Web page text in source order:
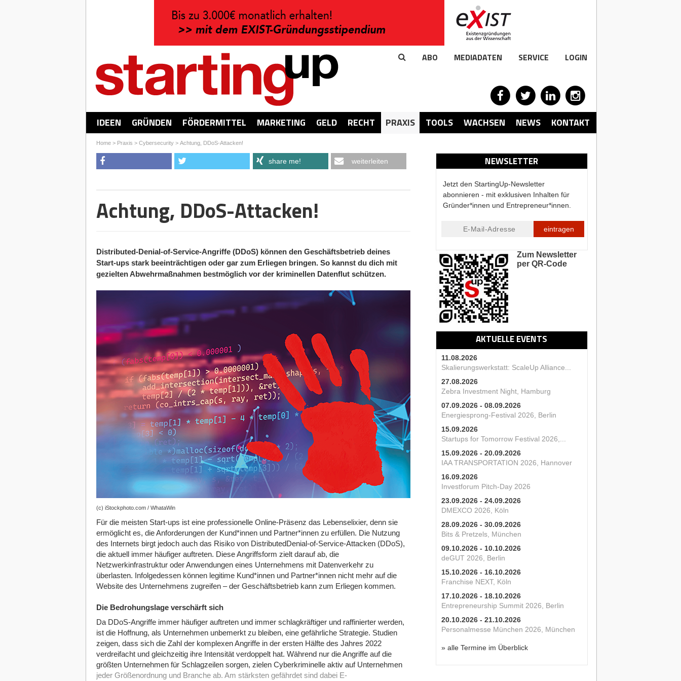
ABO MEDIADATEN SERVICE LOGIN
IDEEN GRÜNDEN FÖRDERMITTEL MARKETING GELD RECHT PRAXIS TOOLS WACHSEN NEWS KONTAKT
Home> Praxis > Cybersecurity> Achtung, DDoS-Attacken!
NEWSLETTER
Jetzt den StartingUp-Newsletter
abonnieren - mit exklusiven Inhalten für
Gründer*innen und Entrepreneur*innen.
eintragen
Zum Newsletter
per QR-Code
AKTUELLE EVENTS
11.08.2026
Skalierungswerkstatt: ScaleUp Alliance...
27.08.2026
Zebra Investment Night, Hamburg
07.09.2026 - 08.09.2026
Energiesprong-Festival 2026, Berlin
15.09.2026
Startups for Tomorrow Festival 2026,...
15.09.2026 - 20.09.2026
IAA TRANSPORTATION 2026, Hannover
16.09.2026
Investforum Pitch-Day 2026
23.09.2026 - 24.09.2026
DMEXCO 2026, Köln
28.09.2026 - 30.09.2026
Bits & Pretzels, München
09.10.2026 - 10.10.2026
deGUT 2026, Berlin
15.10.2026 - 16.10.2026
Franchise NEXT, Köln
17.10.2026 - 18.10.2026
Entrepreneurship Summit 2026, Berlin
20.10.2026 - 21.10.2026
Personalmesse München 2026, München
» alle Termine im Überblick
share me! weiterleiten
Achtung, DDoS-Attacken!
Distributed-Denial-of-Service-Angriffe (DDoS) können den Geschäftsbetrieb deines
Start-ups stark beeinträchtigen oder gar zum Erliegen bringen. So kannst du dich mit
gezielten Abwehrmaßnahmen bestmöglich vor der kriminellen Datenflut schützen.
(c) iStockphoto.com / WhataWin
Für die meisten Start-ups ist eine professionelle Online-Präsenz das Lebenselixier, denn sie
ermöglicht es, die Anforderungen der Kund*innen und Partner*innen zu erfüllen. Die Nutzung
des Internets birgt jedoch auch das Risiko von Distributed­Denial-of-Service-Attacken (DDoS),
die aktuell immer häufiger auftreten. Diese Angriffsform zielt darauf ab, die
Netzwerkinfrastruktur oder Anwendungen eines Unternehmens mit Datenverkehr zu
überlasten. Infolgedessen können legitime Kund*innen und Partner*innen nicht mehr auf die
Website des Unternehmens zugreifen – der Geschäftsbetrieb kann zum Erliegen kommen.
Die Bedrohungslage verschärft sich
Da DDoS-Angriffe immer häufiger auftreten und immer schlagkräftiger und raffinierter werden,
ist die Hoffnung, als Unternehmen unbemerkt zu bleiben, eine gefährliche Strategie. Studien
zeigen, dass sich die Zahl der komplexen Angriffe in der ersten Hälfte des Jahres 2022
verdreifacht und gleichzeitig ihre Intensität verdoppelt hat. Während nur die Angriffe auf die
größten Unternehmen für Schlagzeilen sorgen, zielen Cyberkriminelle aktiv auf Unternehmen
jeder Größenordnung und Branche ab. Am stärksten gefährdet sind dabei E-